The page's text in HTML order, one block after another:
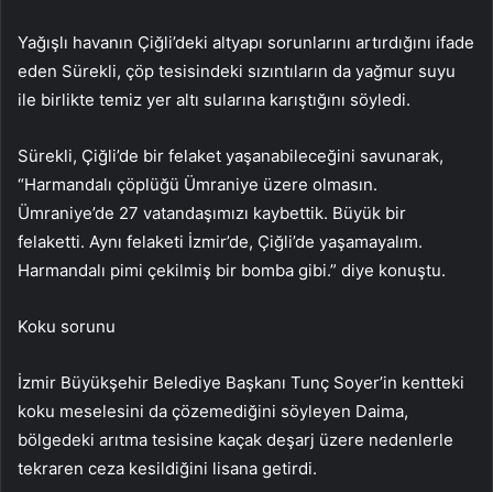
Yağışlı havanın Çiğli’deki altyapı sorunlarını artırdığını ifade
eden Sürekli, çöp tesisindeki sızıntıların da yağmur suyu
ile birlikte temiz yer altı sularına karıştığını söyledi.
Sürekli, Çiğli’de bir felaket yaşanabileceğini savunarak,
“Harmandalı çöplüğü Ümraniye üzere olmasın.
Ümraniye’de 27 vatandaşımızı kaybettik. Büyük bir
felaketti. Aynı felaketi İzmir’de, Çiğli’de yaşamayalım.
Harmandalı pimi çekilmiş bir bomba gibi.” diye konuştu.
Koku sorunu
İzmir Büyükşehir Belediye Başkanı Tunç Soyer’in kentteki
koku meselesini da çözemediğini söyleyen Daima,
bölgedeki arıtma tesisine kaçak deşarj üzere nedenlerle
tekraren ceza kesildiğini lisana getirdi.